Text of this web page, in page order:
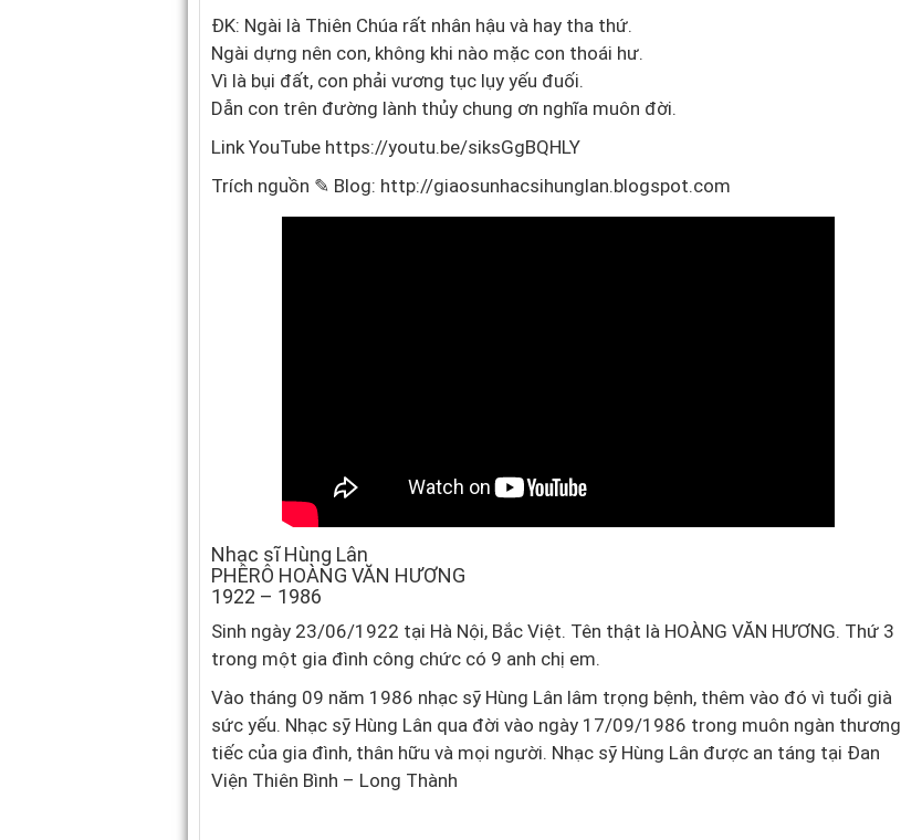
ĐK: Ngài là Thiên Chúa rất nhân hậu và hay tha thứ.
Ngài dựng nên con, không khi nào mặc con thoái hư.
Vì là bụi đất, con phải vương tục lụy yếu đuối.
Dẫn con trên đường lành thủy chung ơn nghĩa muôn đời.
Link YouTube https://youtu.be/siksGgBQHLY
Trích nguồn ✎ Blog: http://giaosunhacsihunglan.blogspot.com
Nhạc sĩ Hùng Lân
PHÊRÔ HOÀNG VĂN HƯƠNG
1922 – 1986
Sinh ngày 23/06/1922 tại Hà Nội, Bắc Việt. Tên thật là HOÀNG VĂN HƯƠNG. Thứ 3
trong một gia đình công chức có 9 anh chị em.
Vào tháng 09 năm 1986 nhạc sỹ Hùng Lân lâm trọng bệnh, thêm vào đó vì tuổi già
sức yếu. Nhạc sỹ Hùng Lân qua đời vào ngày 17/09/1986 trong muôn ngàn thương
tiếc của gia đình, thân hữu và mọi người. Nhạc sỹ Hùng Lân được an táng tại Đan
Viện Thiên Bình – Long Thành